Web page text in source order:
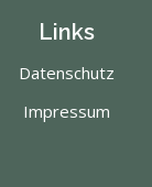
Links
Datenschutz
Impressum